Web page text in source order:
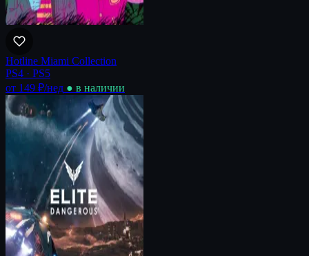
Hotline Miami Collection
PS4 · PS5
от 149 ₽/нед ● в наличии